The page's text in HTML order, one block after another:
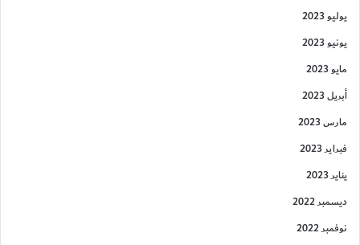
يوليو 2023
يونيو 2023
مايو 2023
أبريل 2023
مارس 2023
فبراير 2023
يناير 2023
ديسمبر 2022
نوفمبر 2022